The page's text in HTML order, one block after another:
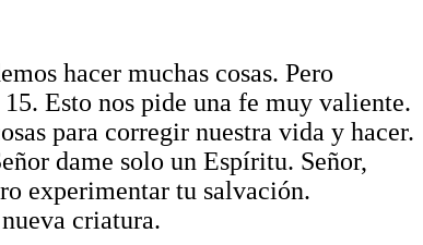
hacer muchas cosas. Pero
Esto nos pide una fe muy valiente.
para corregir nuestra vida y hacer.
dame solo un Espíritu. Señor,
experimentar tu salvación.
criatura.